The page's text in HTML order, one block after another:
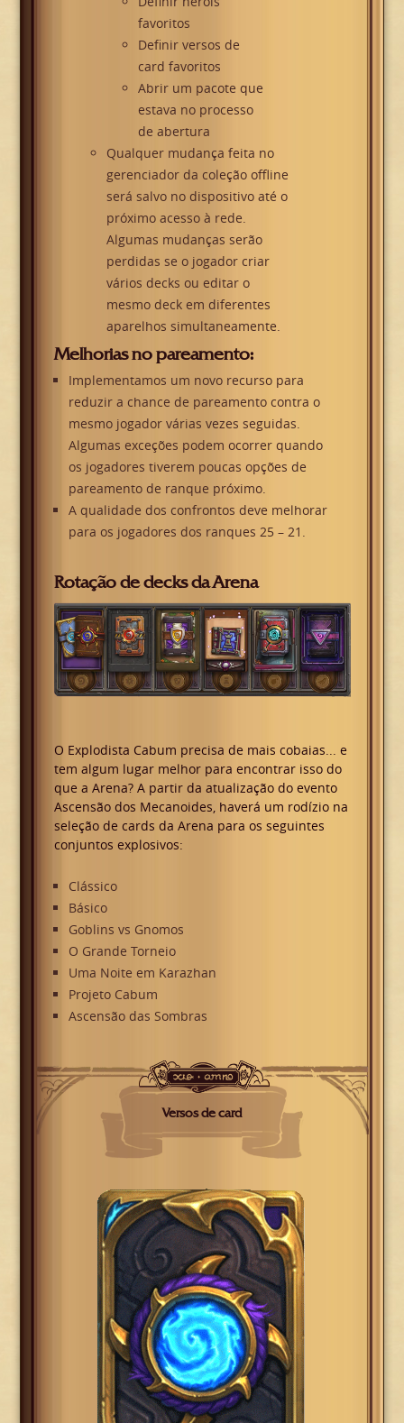
favoritos
Definir versos de
card favoritos
Abrir um pacote que
estava no processo
de abertura
Qualquer mudança feita no
gerenciador da coleção offline
será salvo no dispositivo até o
próximo acesso à rede.
Algumas mudanças serão
perdidas se o jogador criar
vários decks ou editar o
mesmo deck em diferentes
aparelhos simultaneamente.
Melhorias no pareamento:
Implementamos um novo recurso para
reduzir a chance de pareamento contra o
mesmo jogador várias vezes seguidas.
Algumas exceções podem ocorrer quando
os jogadores tiverem poucas opções de
pareamento de ranque próximo.
A qualidade dos confrontos deve melhorar
para os jogadores dos ranques 25 – 21.
Rotação de decks da Arena
O Explodista Cabum precisa de mais cobaias... e
tem algum lugar melhor para encontrar isso do
que a Arena? A partir da atualização do evento
Ascensão dos Mecanoides, haverá um rodízio na
seleção de cards da Arena para os seguintes
conjuntos explosivos:
Clássico
Básico
Goblins vs Gnomos
O Grande Torneio
Uma Noite em Karazhan
Projeto Cabum
Ascensão das Sombras
Versos de card